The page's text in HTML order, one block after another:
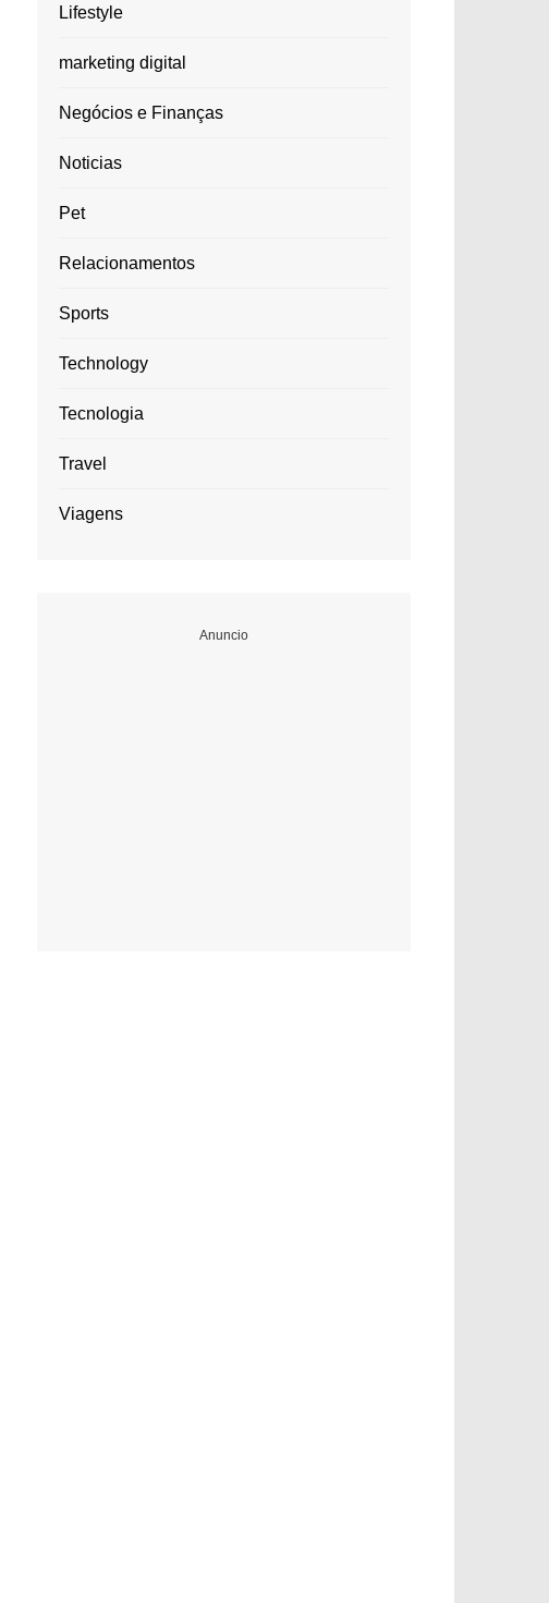
Lifestyle
marketing digital
Negócios e Finanças
Noticias
Pet
Relacionamentos
Sports
Technology
Tecnologia
Travel
Viagens
Anuncio